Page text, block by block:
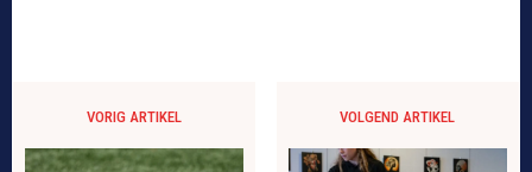
VORIG ARTIKEL VOLGEND ARTIKEL